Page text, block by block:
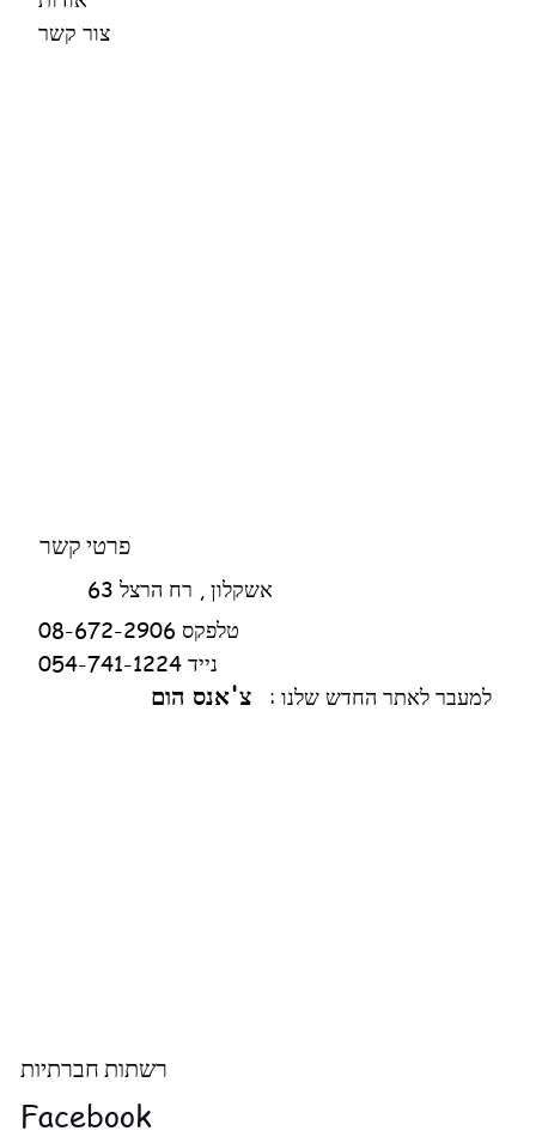
רשתות חברתיות
Facebook
פרטי קשר
אשקלון , רח הרצל 63
08-672-2906 טלפקס
054-741-1224 נייד
למעבר לאתר החדש שלנו :צ'אנס הום
צור קשר